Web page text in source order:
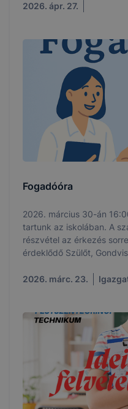
2026. ápr. 27.
Fogadóóra
2026. március 30-án 16:00-
tartunk az iskolában. A
részvétel az érkezés
érdeklődő Szülőt,
2026. márc. 23.